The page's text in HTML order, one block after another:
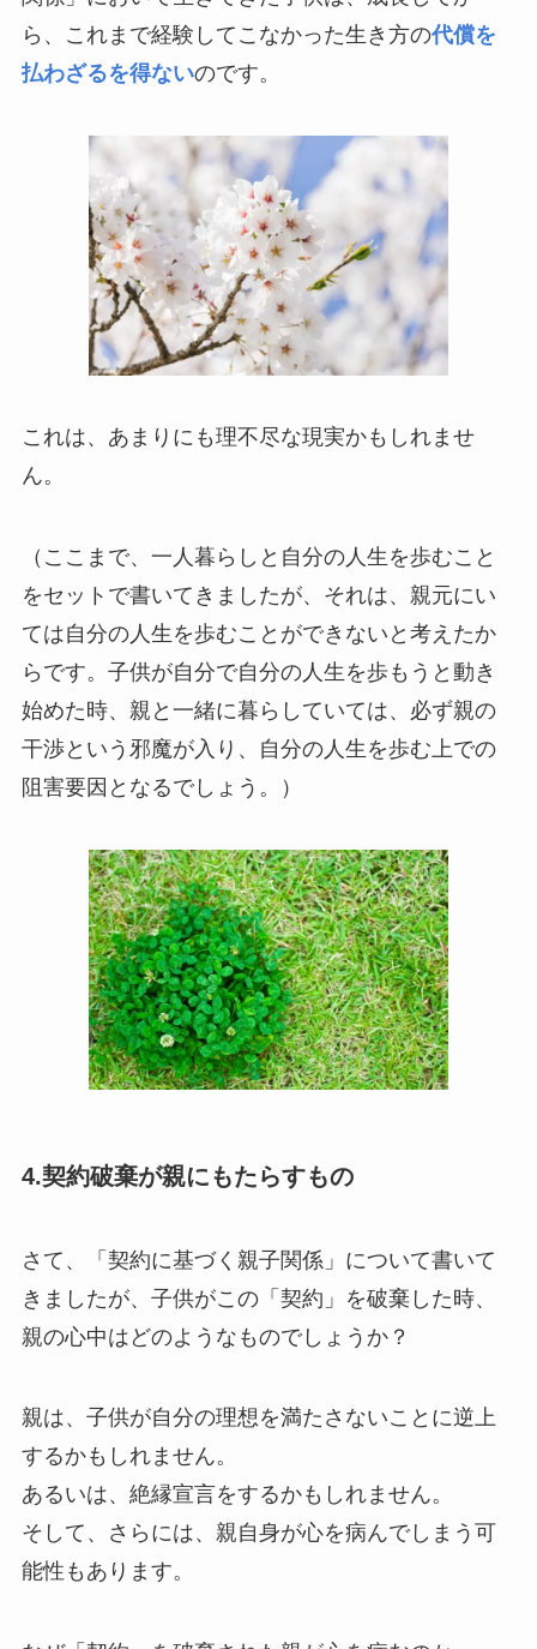
ら、これまで経験してこなかった生き方の代償を
払わざるを得ないのです。
これは、あまりにも理不尽な現実かもしれませ
ん。
（ここまで、一人暮らしと自分の人生を歩むこと
をセットで書いてきましたが、それは、親元にい
ては自分の人生を歩むことができないと考えたか
らです。子供が自分で自分の人生を歩もうと動き
始めた時、親と一緒に暮らしていては、必ず親の
干渉という邪魔が入り、自分の人生を歩む上での
阻害要因となるでしょう。）
4.契約破棄が親にもたらすもの
さて、「契約に基づく親子関係」について書いて
きましたが、子供がこの「契約」を破棄した時、
親の心中はどのようなものでしょうか？
親は、子供が自分の理想を満たさないことに逆上
するかもしれません。
あるいは、絶縁宣言をするかもしれません。
そして、さらには、親自身が心を病んでしまう可
能性もあります。